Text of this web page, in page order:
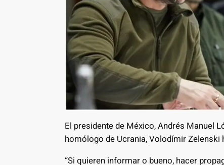
El presidente de México, Andrés Manuel
homólogo de Ucrania, Volodímir Zelenski
“Si quieren informar o bueno, hacer